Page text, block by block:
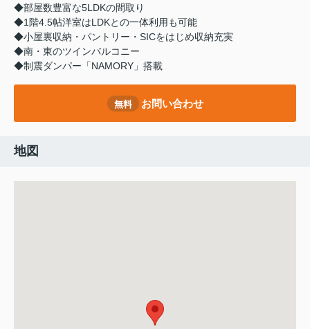
◆部屋数豊富な5LDKの間取り
◆1階4.5帖洋室はLDKとの一体利用も可能
◆小屋裏収納・パントリー・SICをはじめ収納充実
◆南・東のツインバルコニー
◆制震ダンパー「NAMORY」搭載
無料 お問い合わせ
地図